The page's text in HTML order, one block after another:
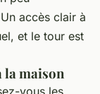
accès clair à
et le tour est
la maison